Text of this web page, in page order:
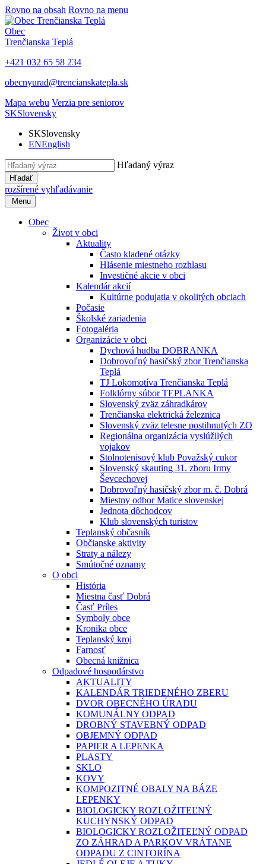
Rovno na obsah Rovno na menu
Obec
Trenčianska Teplá
+421 032 65 58 234
obecnyurad@trencianskatepla.sk
Mapa webu Verzia pre seniorov
SKSlovensky
SKSlovensky
ENEnglish
Hľadaný výraz
Hľadať
rozšírené vyhľadávanie
Menu
Obec
Život v obci
Aktuality
Často kladené otázky
Hlásenie miestneho rozhlasu
Investičné akcie v obci
Kalendár akcií
Kultúrne podujatia v okolitých obciach
Počasie
Školské zariadenia
Fotogaléria
Organizácie v obci
Dychová hudba DOBRANKA
Dobrovoľný hasičský zbor Trenčianska
Teplá
TJ Lokomotíva Trenčianska Teplá
Folklórny súbor TEPLANKA
Slovenský zväz záhradkárov
Trenčianska elektrická železnica
Slovenský zväz telesne postihnutých ZO
Regionálna organizácia vyslúžilých
vojakov
Stolnotenisový klub Považský cukor
Slovenský skauting 31. zboru Irmy
Ševcechovej
Dobrovoľný hasičský zbor m. č. Dobrá
Miestny odbor Matice slovenskej
Jednota dôchodcov
Klub slovenských turistov
Teplanský občasník
Občianske aktivity
Straty a nálezy
Smútočné oznamy
O obci
História
Miestna časť Dobrá
Časť Príles
Symboly obce
Kronika obce
Teplanský kroj
Farnosť
Obecná knižnica
Odpadové hospodárstvo
AKTUALITY
KALENDÁR TRIEDENÉHO ZBERU
DVOR OBECNÉHO ÚRADU
KOMUNÁLNY ODPAD
DROBNÝ STAVEBNÝ ODPAD
OBJEMNÝ ODPAD
PAPIER A LEPENKA
PLASTY
SKLO
KOVY
KOMPOZITNÉ OBALY NA BÁZE
LEPENKY
BIOLOGICKY ROZLOŽITEĽNÝ
KUCHYNSKÝ ODPAD
BIOLOGICKY ROZLOŽITEĽNÝ ODPAD
ZO ZÁHRAD A PARKOV VRÁTANE
ODPADU Z CINTORÍNA